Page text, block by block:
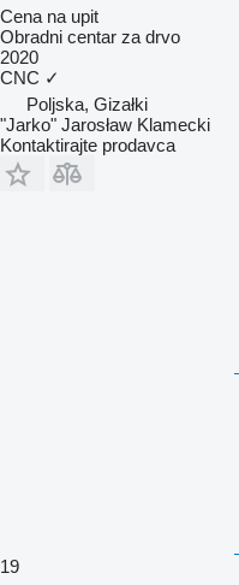
Cena na upit
Obradni centar za drvo
2020
CNC ✓
Poljska, Gizałki
"Jarko" Jarosław Klamecki
Kontaktirajte prodavca
19